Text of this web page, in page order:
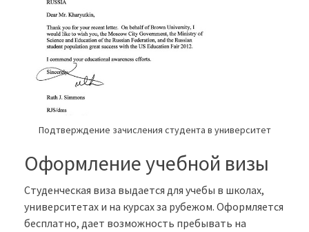
Подтверждение зачисления студента в университет
Оформление учебной визы
Студенческая виза выдается для учебы в школах,
университетах и на курсах за рубежом. Оформляется
бесплатно, дает возможность пребывать на